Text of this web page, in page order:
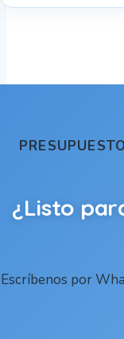
¿Listo
Escríbenos por